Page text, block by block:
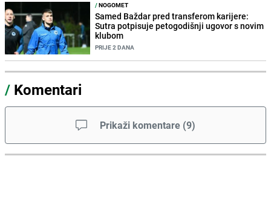
/NOGOMET
Samed Baždar pred transferom karijere:
Sutra potpisuje petogodišnji ugovor s novim
klubom
PRIJE 2 DANA
/ Komentari
Prikaži komentare (9)